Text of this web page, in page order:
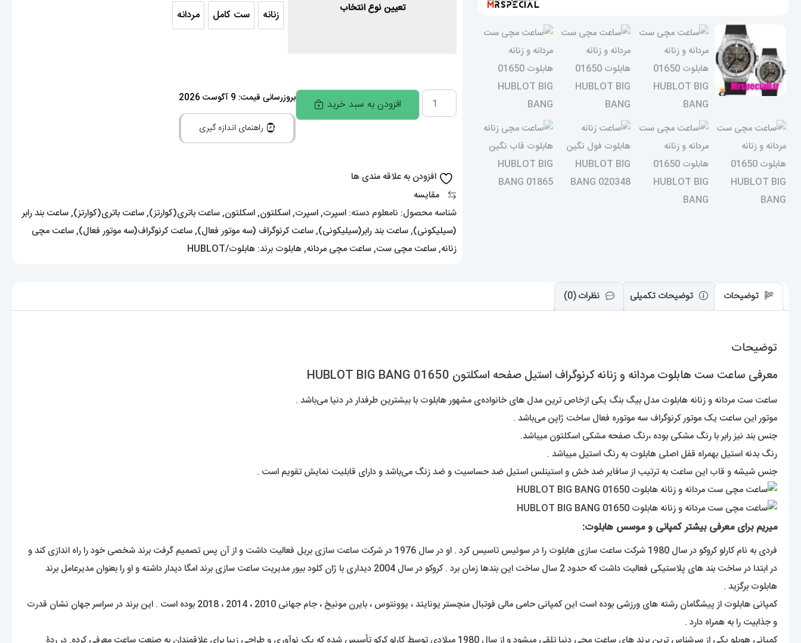
تعیین نوع انتخاب زنانه ست کامل
ست کامل مردانه
مردانه
ساعت
ست
زنانه
کرنوگراف
استیل
صفحه
اسکلتون
BIG
افزودن به سبد خرید بروزرسانی قیمت: 9 آگوست 2026
راهنمای اندازه گیری
افزودن به علاقه مندی ها
مقایسه
شناسه محصول: نامعلوم دسته: اسپرت,اسپرت,اسکلتون,اسکلتون,ساعت باتری(کوارتز),ساعت باتری(کوارتز),ساعت بند رابر
(سیلیکونی),ساعت بند رابر(سیلیکونی),ساعت کرنوگراف (سه موتور فعال),ساعت کرنوگراف(سه موتور فعال),ساعت مچی
زنانه,ساعت مچی ست,ساعت مچی مردانه,هابلوت برند: هابلوت/HUBLOT
توضیحات توضیحات تکمیلی نظرات (0)
توضیحات
معرفی ساعت ست هابلوت مردانه و زنانه کرنوگراف استیل صفحه اسکلتون 01650 HUBLOT BIG BANG
ساعت ست مردانه و زنانه هابلوت مدل بیگ بنگ یکی ازخاص ترین مدل های خانواده‌ی مشهور هابلوت با بیشترین طرفدار در دنیا می‌باشد .
موتور این ساعت یک موتور کرنوگراف سه موتوره فعال ساخت ژاپن می‌باشد .
جنس بند نیز رابر با رنگ مشکی بوده ،رنگ صفحه مشکی اسکلتون میباشد.
رنگ بدنه استیل بهمراه قفل اصلی هابلوت به رنگ استیل میباشد .
جنس شیشه و قاب این ساعت به ترتیب از سافایر ضد خش و استینلس استیل ضد حساسیت و ضد زنگ می‌باشد و دارای قابلیت نمایش تقویم است .
میریم برای معرفی بیشتر کمپانی و موسس هابلوت:
فردی به نام کارلو کروکو در سال 1980 شرکت ساعت سازی هابلوت را در سوئیس تاسیس کرد . او در سال 1976 در شرکت ساعت سازی بریل فعالیت داشت و از آن پس تصمیم گرفت برند شخصی خود را راه اندازی کند و
در ابتدا در ساخت بند های پلاستیکی فعالیت داشت که حدود 2 سال ساخت این بندها زمان برد . کروکو در سال 2004 دیداری با ژان کلود بیور مدیریت ساعت سازی برند امگا دیدار داشته و او را بعنوان مدیرعامل برند
هابلوت برگزید .
کمپانی هابلوت از پیشگامان رشته های ورزشی بوده است این کمپانی حامی مالی فوتبال منچستر یونایتد ، یوونتوس ، بایرن مونیخ ، جام جهانی 2010 ، 2014 ، 2018 بوده است . این برند در سراسر جهان نشان قدرت
و جذابیت را به همراه دارد .